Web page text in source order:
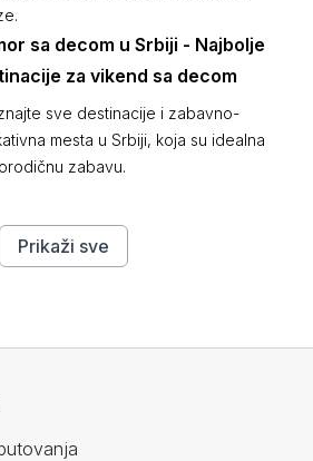
sa decom u Srbiji - Najbolje
za vikend sa decom
sve destinacije i zabavno-
mesta u Srbiji, koja su idealna
zabavu.
Prikaži sve